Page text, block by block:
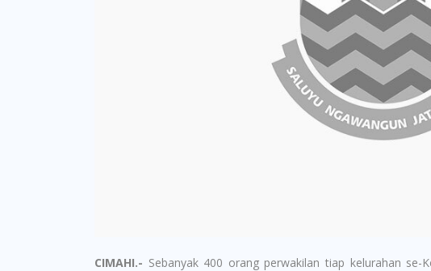
CIMAHI.- Sebanyak 400 orang perwakilan tiap kelurahan